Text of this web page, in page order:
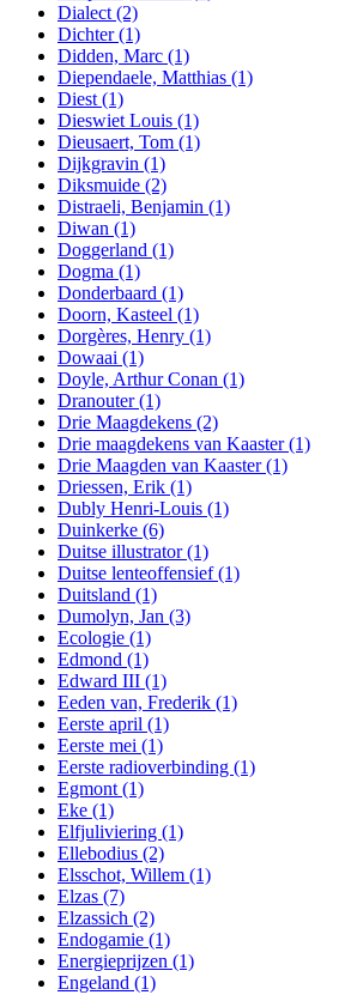
Dialect (2)
Dichter(1)
Didden, Marc (1)
Diependaele, Matthias (1)
Diest (1)
Dieswiet Louis (1)
Dieusaert, Tom (1)
Dijkgravin (1)
Diksmuide (2)
Distraeli, Benjamin (1)
Diwan (1)
Doggerland (1)
Dogma (1)
Donderbaard (1)
Doorn, Kasteel (1)
Dorgères, Henry (1)
Dowaai (1)
Doyle, Arthur Conan (1)
Dranouter(1)
Drie Maagdekens (2)
Drie maagdekens van Kaaster(1)
Drie Maagden van Kaaster(1)
Driessen, Erik (1)
Dubly Henri-Louis (1)
Duinkerke (6)
Duitse illustrator(1)
Duitse lenteoffensief(1)
Duitsland (1)
Dumolyn, Jan (3)
Ecologie (1)
Edmond (1)
Edward III (1)
Eeden van, Frederik (1)
Eerste april (1)
Eerste mei (1)
Eerste radioverbinding (1)
Egmont (1)
Eke (1)
Elfjuliviering (1)
Ellebodius (2)
Elsschot, Willem (1)
Elzas (7)
Elzassich (2)
Endogamie (1)
Energieprijzen (1)
Engeland (1)